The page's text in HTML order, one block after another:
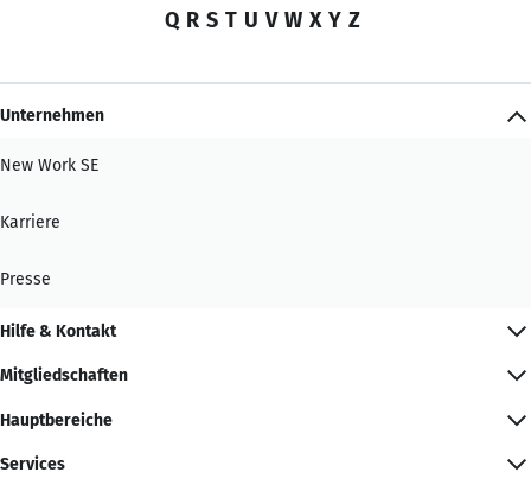
Q R S T U V W X Y Z
Unternehmen
New Work SE
Karriere
Presse
Hilfe & Kontakt
Mitgliedschaften
Hauptbereiche
Services